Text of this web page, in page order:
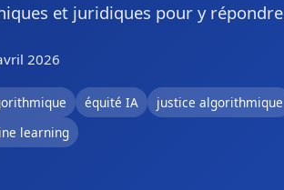
et juridiques pour y
2026
équité IA justice algorithmique
learning